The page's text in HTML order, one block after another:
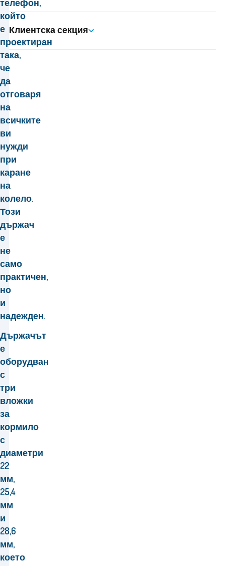
телефон,
който
е
проектиран
така,
че
да
отговаря
на
всичките
ви
нужди
при
каране
на
колело.
Този
държач
е
не
само
практичен,
но
и
надежден.
Държачът
е
оборудван
с
три
вложки
за
кормило
с
диаметри
22
мм,
25,4
мм
и
28,6
мм,
което
Клиентска секция